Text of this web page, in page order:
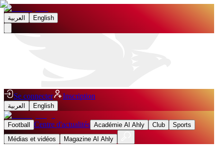
العربية English
Se connecter Inscription
العربية English
Football Centre d'actualités Académie Al Ahly Club
Sports
Médias et vidéos
Magazine Al Ahly